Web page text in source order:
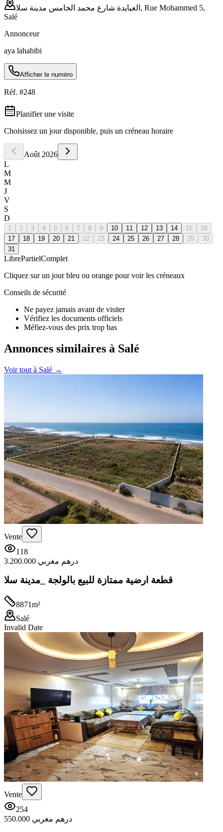
العيايدة شارع محمد الخامس مدينة سلا, Rue Mohammed 5,
Salé
Annonceur
aya lahabibi
Afficher le numéro
Réf. #248
Planifier une visite
Choisissez un jour disponible, puis un créneau horaire
Août 2026
L
M
M
J
V
S
D
1 2 3 4 5 6 7 8 9 10 11 12 13 14 15
16
17
18 19 20 21 22 23 24 25 26 27 28 29
30
31
LibrePartielComplet
Cliquez sur un jour bleu ou orange pour voir les créneaux
Conseils de sécurité
Ne payez jamais avant de visiter
Vérifiez les documents officiels
Méfiez-vous des prix trop bas
Annonces similaires à Salé
Voir tout à Salé →
Vente
118
3.200.000 درهم مغربي
قطعة ارضية ممتازة للبيع بالولجة _مدينة سلا
8871m²
Salé
Invalid Date
Vente
254
550.000 درهم مغربي